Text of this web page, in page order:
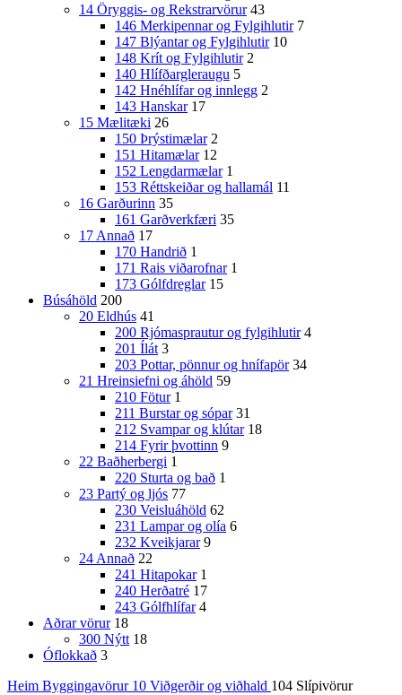
14 Öryggis- og Rekstrarvörur 43
146 Merkipennar og Fylgihlutir 7
147 Blýantar og Fylgihlutir 10
148 Krít og Fylgihlutir 2
140 Hlífðargleraugu 5
142 Hnéhlífar og innlegg 2
143 Hanskar 17
15 Mælitæki 26
150 Þrýstimælar 2
151 Hitamælar 12
152 Lengdarmælar 1
153 Réttskeiðar og hallamál 11
16 Garðurinn 35
161 Garðverkfæri 35
17 Annað 17
170 Handrið 1
171 Rais viðarofnar 1
173 Gólfdreglar 15
Búsáhöld 200
20 Eldhús 41
200 Rjómasprautur og fylgihlutir 4
201 Ílát 3
203 Pottar, pönnur og hnífapör 34
21 Hreinsiefni og áhöld 59
210 Fötur 1
211 Burstar og sópar 31
212 Svampar og klútar 18
214 Fyrir þvottinn 9
22 Baðherbergi 1
220 Sturta og bað 1
23 Partý og ljós 77
230 Veisluáhöld 62
231 Lampar og olía 6
232 Kveikjarar 9
24 Annað 22
241 Hitapokar 1
240 Herðatré 17
243 Gólfhlífar 4
Aðrar vörur 18
300 Nýtt 18
Óflokkað 3
Heim Byggingavörur 10 Viðgerðir og viðhald 104 Slípivörur